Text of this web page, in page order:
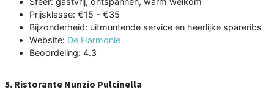
Prijsklasse: €15 - €35
Bijzonderheid: uitmuntende service en heerlijke spareribs
Website: De Harmonie
Beoordeling: 4.3
5. Ristorante Nunzio Pulcinella